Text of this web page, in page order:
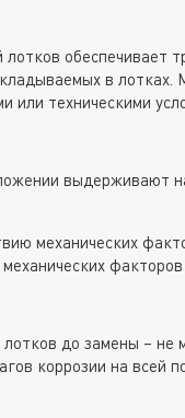
лотков обеспечивает
в
или техническими
выдерживают
механических
механических
до замены – не
коррозии на всей